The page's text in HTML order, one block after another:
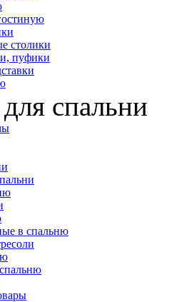
столики
пуфики
спальни
в спальню